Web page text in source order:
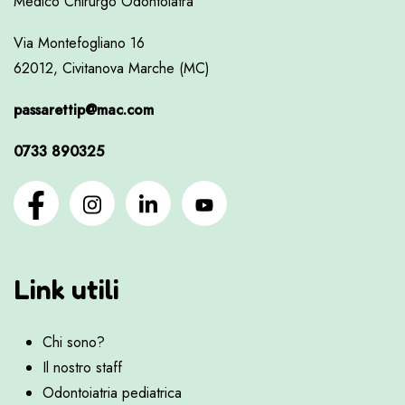
Via Montefogliano 16
62012, Civitanova Marche (MC)
passarettip@mac.com
0733 890325
Link utili
Chi sono?
Il nostro staff
Odontoiatria pediatrica